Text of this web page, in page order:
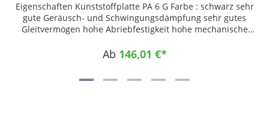
Eigenschaften Kunststoffplatte PA 6 G Farbe : schwarz sehr
gute Geräusch- und Schwingungsdämpfung sehr gutes
Gleitvermögen hohe Abriebfestigkeit hohe mechanische
als. Gleitteile, Rollen, Buchsen Fahrzeugbau als Gleitteile,
Hebezeuge, Seilrollen Lebensmittelindustrie als. Gleitteile,
Ab 146,01 €*